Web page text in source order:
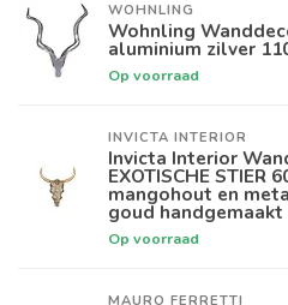
WOHNLING
Wohnling
aluminium zilver
Op voorraad
INVICTA INTERIOR
Invicta Interior
EXOTISCHE STIER
mangohout en
goud handgemaakt
Op voorraad
MAURO FERRETTI